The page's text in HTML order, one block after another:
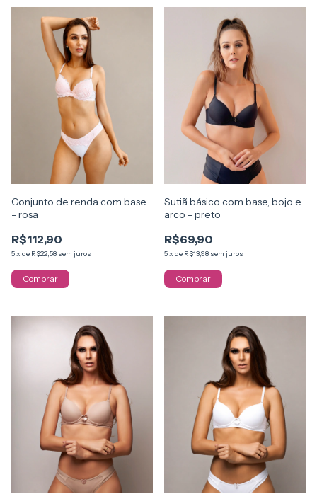
Conjunto de renda com base
- rosa
R$112,90
5x de R$22,58 sem juros
Comprar
Sutiã básico com base, bojo e
arco - preto
R$69,90
5x de R$13,98 sem juros
Comprar